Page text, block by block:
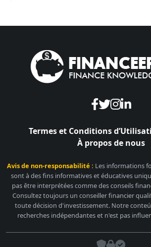
Termes et Conditions
À propos de nous
Avis de non-responsabilité : Les informations
sont à des fins informatives et éducatives
pas être interprétées comme des conseils
Consultez toujours un conseiller financier
toute décision d'investissement. Notre
recherches indépendantes et n'est pas